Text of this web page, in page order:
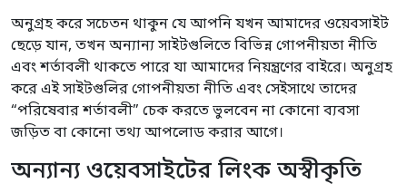
অনুগ্রহ করে সচেতন থাকুন যে আপনি যখন আমাদের ওয়েবসাইট
ছেড়ে যান, তখন অন্যান্য সাইটগুলিতে বিভিন্ন গোপনীয়তা নীতি
এবং শর্তাবলী থাকতে পারে যা আমাদের নিয়ন্ত্রণের বাইরে। অনুগ্রহ
করে এই সাইটগুলির গোপনীয়তা নীতি এবং সেইসাথে তাদের
“পরিষেবার শর্তাবলী” চেক করতে ভুলবেন না কোনো ব্যবসা
জড়িত বা কোনো তথ্য আপলোড করার আগে।
অন্যান্য ওয়েবসাইটের লিংক অস্বীকৃতি